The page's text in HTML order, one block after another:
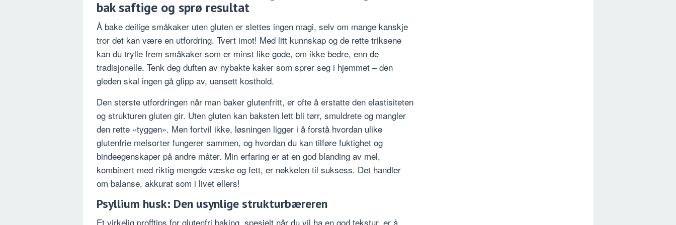
bak saftige og sprø resultat
Å bake deilige småkaker uten gluten er slettes ingen magi, selv om mange kanskje
tror det kan være en utfordring. Tvert imot! Med litt kunnskap og de rette triksene
kan du trylle frem småkaker som er minst like gode, om ikke bedre, enn de
tradisjonelle. Tenk deg duften av nybakte kaker som sprer seg i hjemmet – den
gleden skal ingen gå glipp av, uansett kosthold.
Den største utfordringen når man baker glutenfritt, er ofte å erstatte den elastisiteten
og strukturen gluten gir. Uten gluten kan baksten lett bli tørr, smuldrete og mangler
den rette «tyggen». Men fortvil ikke, løsningen ligger i å forstå hvordan ulike
glutenfrie melsorter fungerer sammen, og hvordan du kan tilføre fuktighet og
bindeegenskaper på andre måter. Min erfaring er at en god blanding av mel,
kombinert med riktig mengde væske og fett, er nøkkelen til suksess. Det handler
om balanse, akkurat som i livet ellers!
Psyllium husk: Den usynlige strukturbæreren
Et virkelig profftips for glutenfri baking, spesielt når du vil ha en god tekstur, er å